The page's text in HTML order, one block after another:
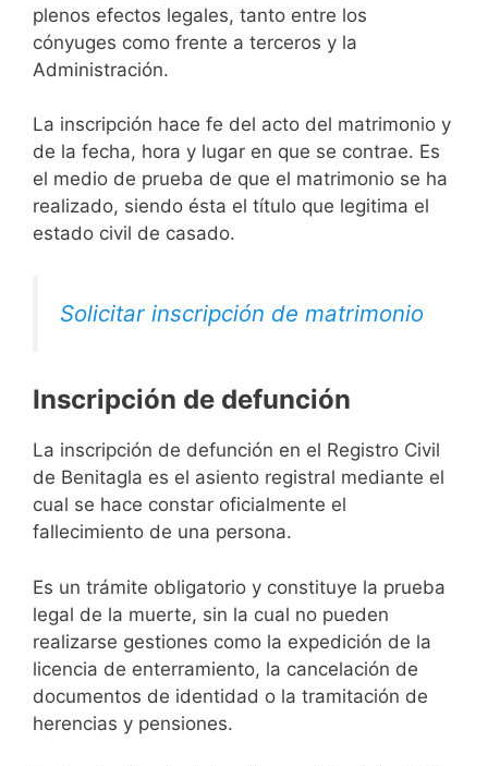
plenos efectos legales, tanto entre los
cónyuges como frente a terceros y la
Administración.
La inscripción hace fe del acto del matrimonio y
de la fecha, hora y lugar en que se contrae. Es
el medio de prueba de que el matrimonio se ha
realizado, siendo ésta el título que legitima el
estado civil de casado.
Solicitar inscripción de matrimonio
Inscripción de defunción
La inscripción de defunción en el Registro Civil
de Benitagla es el asiento registral mediante el
cual se hace constar oficialmente el
fallecimiento de una persona.
Es un trámite obligatorio y constituye la prueba
legal de la muerte, sin la cual no pueden
realizarse gestiones como la expedición de la
licencia de enterramiento, la cancelación de
documentos de identidad o la tramitación de
herencias y pensiones.